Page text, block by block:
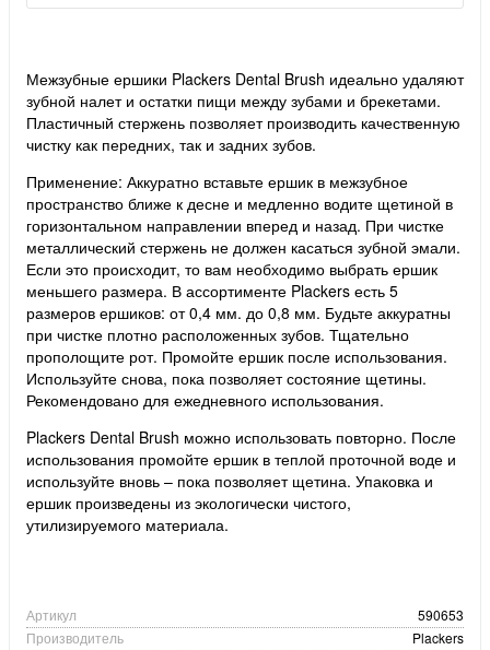
Межзубные ершики Plackers Dental Brush идеально удаляют
зубной налет и остатки пищи между зубами и брекетами.
Пластичный стержень позволяет производить качественную
чистку как передних, так и задних зубов.
Применение: Аккуратно вставьте ершик в межзубное
пространство ближе к десне и медленно водите щетиной в
горизонтальном направлении вперед и назад. При чистке
металлический стержень не должен касаться зубной эмали.
Если это происходит, то вам необходимо выбрать ершик
меньшего размера. В ассортименте Plackers есть 5
размеров ершиков: от 0,4 мм. до 0,8 мм. Будьте аккуратны
при чистке плотно расположенных зубов. Тщательно
прополощите рот. Промойте ершик после использования.
Используйте снова, пока позволяет состояние щетины.
Рекомендовано для ежедневного использования.
Plackers Dental Brush можно использовать повторно. После
использования промойте ершик в теплой проточной воде и
используйте вновь – пока позволяет щетина. Упаковка и
ершик произведены из экологически чистого,
утилизируемого материала.
Артикул
590653
Производитель
Plackers